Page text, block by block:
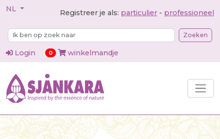
NL Registreer je als: particulier - professioneel
Zoeken
Login 0items in cart
winkelmandje